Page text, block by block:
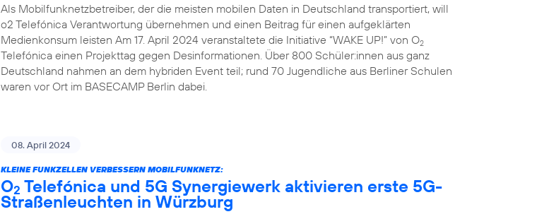
Als Mobilfunknetzbetreiber, der die meisten mobilen Daten in Deutschland transportiert, will
o2 Telefónica Verantwortung übernehmen und einen Beitrag für einen aufgeklärten
Medienkonsum leisten Am 17. April 2024 veranstaltete die Initiative “WAKE UP!” von O2
Telefónica einen Projekttag gegen Desinformationen. Über 800 Schüler:innen aus ganz
Deutschland nahmen an dem hybriden Event teil; rund 70 Jugendliche aus Berliner Schulen
waren vor Ort im BASECAMP Berlin dabei.
08. April 2024
KLEINE FUNKZELLEN VERBESSERN MOBILFUNKNETZ:
O2 Telefónica und 5G Synergiewerk aktivieren erste 5G-
Straßenleuchten in Würzburg